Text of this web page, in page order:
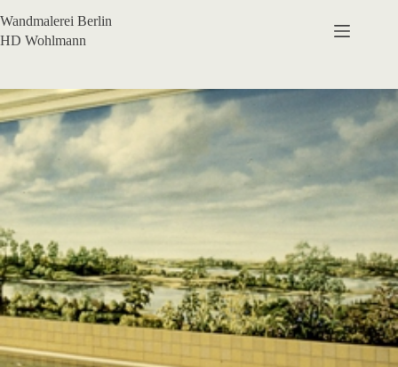
Inhalt
springen
Wandmalerei Berlin
HD Wohlmann